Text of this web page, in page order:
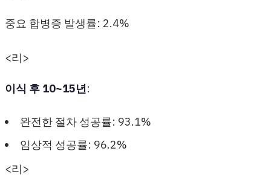
중요 합병증 발생률: 2.4%
<리>
이식 후 10~15년:
완전한 절차 성공률: 93.1%
임상적 성공률: 96.2%
<리>